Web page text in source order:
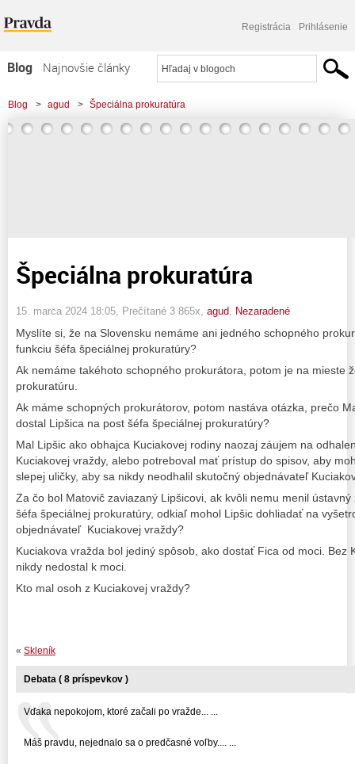
Registrácia Prihlásenie
Blog
Najnovšie články
Najčítanejšie články
Najkomentovanejšie články
Blog > agud > Špeciálna prokuratúra
Špeciálna prokuratúra
15. marca 2024 18:05 , Prečítané 3 865x, agud Nezaradené
Myslíte si, že na Slovensku nemáme ani jedného schopného
funkciu šéfa špeciálnej prokuratúry?
Ak nemáme takéhoto schopného prokurátora, potom je na mieste
prokuratúru.
Ak máme schopných prokurátorov, potom nastáva otázka, prečo
dostal Lipšica na post šéfa špeciálnej prokuratúry?
Mal Lipšic ako obhajca Kuciakovej rodiny naozaj záujem na
Kuciakovej vraždy, alebo potreboval mať prístup do spisov, aby
slepej uličky, aby sa nikdy neodhalil skutočný objednávateľ
Za čo bol Matovič zaviazaný Lipšicovi, ak kvôli nemu menil
šéfa špeciálnej prokuratúry, odkiaľ mohol Lipšic dohliadať na
objednávateľ Kuciakovej vraždy?
Kuciakova vražda bol jediný spôsob, ako dostať Fica od moci. Bez
nikdy nedostal k moci.
Kto mal osoh z Kuciakovej vraždy?
« Skleník
Debata ( 8 príspevkov )
Vďaka nepokojom, ktoré začali po vražde... ...
Máš pravdu, nejednalo sa o predčasné voľby.... ...